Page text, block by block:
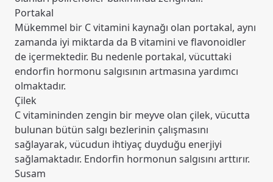
Portakal
Mükemmel bir C vitamini kaynağı olan portakal, aynı
zamanda iyi miktarda da B vitamini ve flavonoidler
de içermektedir. Bu nedenle portakal, vücuttaki
endorfin hormonu salgısının artmasına yardımcı
olmaktadır.
Çilek
C vitamininden zengin bir meyve olan çilek, vücutta
bulunan bütün salgı bezlerinin çalışmasını
sağlayarak, vücudun ihtiyaç duyduğu enerjiyi
sağlamaktadır. Endorfin hormonun salgısını arttırır.
Susam